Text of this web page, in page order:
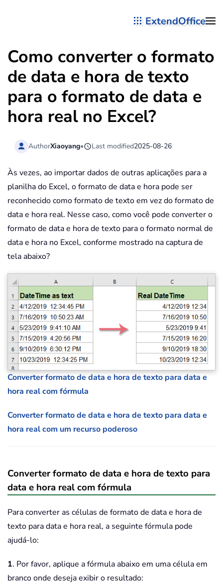
ExtendOffice
Como converter o formato
de data e hora de texto
para o formato de data e
hora real no Excel?
AuthorXiaoyang• Last modified2025-08-26
Às vezes, ao importar dados de outras aplicações para a
planilha do Excel, o formato de data e hora pode ser
reconhecido como formato de texto em vez do formato de
data e hora real. Nesse caso, como você pode converter o
formato de data e hora de texto para o formato normal de
data e hora no Excel, conforme mostrado na captura de
tela abaixo?
Converter formato de data e hora de texto para data e
hora real com fórmula
Converter formato de data e hora de texto para data e
hora real com um recurso poderoso
Converter formato de data e hora de texto para
data e hora real com fórmula
Para converter as células de formato de data e hora de
texto para data e hora real, a seguinte fórmula pode
ajudá-lo:
1. Por favor, aplique a fórmula abaixo em uma célula em
branco onde deseja exibir o resultado: